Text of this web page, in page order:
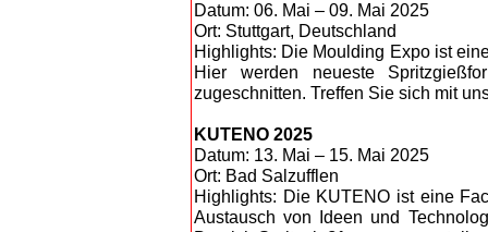
Datum: 06. Mai – 09. Mai 2025
Ort: Stuttgart, Deutschland
Highlights: Die Moulding Expo ist
Hier werden neueste
zugeschnitten. Treffen Sie sich mit
KUTENO 2025
Datum: 13. Mai – 15. Mai 2025
Ort: Bad Salzufflen
Highlights: Die KUTENO ist eine
Austausch von Ideen und